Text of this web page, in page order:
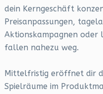
dein Kerngeschäft
Preisanpassungen,
Aktionskampagnen oder
fallen nahezu weg.
Mittelfristig eröffnet dir
Spielräume im